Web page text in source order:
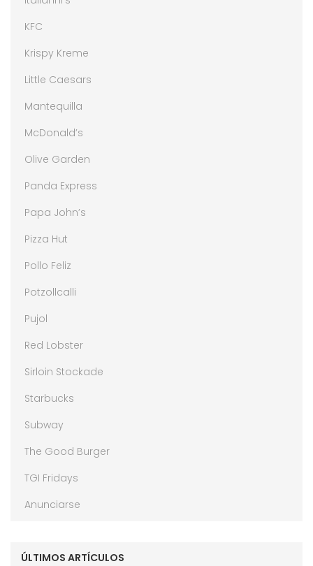
KFC
Krispy Kreme
Little Caesars
Mantequilla
McDonald’s
Olive Garden
Panda Express
Papa John’s
Pizza Hut
Pollo Feliz
Potzollcalli
Pujol
Red Lobster
Sirloin Stockade
Starbucks
Subway
The Good Burger
TGI Fridays
Anunciarse
ÚLTIMOS ARTÍCULOS